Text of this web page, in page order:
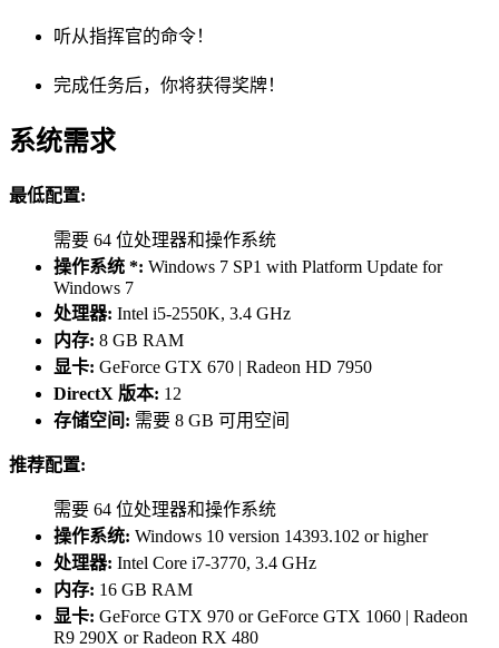
听从指挥官的命令！
完成任务后，你将获得奖牌！
系统需求
最低配置:
需要 64 位处理器和操作系统
操作系统 *: Windows 7 SP1 with Platform Update for
Windows 7
处理器: Intel i5-2550K, 3.4 GHz
内存: 8 GB RAM
显卡: GeForce GTX 670 | Radeon HD 7950
DirectX 版本: 12
存储空间: 需要 8 GB 可用空间
推荐配置:
需要 64 位处理器和操作系统
操作系统: Windows 10 version 14393.102 or higher
处理器: Intel Core i7-3770, 3.4 GHz
内存: 16 GB RAM
显卡: GeForce GTX 970 or GeForce GTX 1060 | Radeon
R9 290X or Radeon RX 480